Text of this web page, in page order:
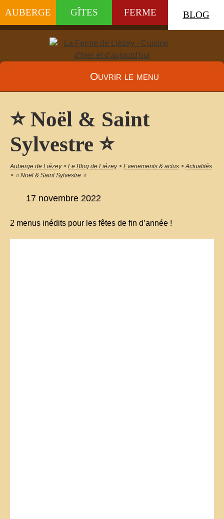
AUBERGE GÎTES FERME BLOG
Ouvrir le menu
⭐️ Noël & Saint
Sylvestre ⭐️
Auberge de Liézey > Le Blog de Liézey > Evenements & actus >Actualités
> ⭐️ Noël & Saint Sylvestre ⭐️
17 novembre 2022
2 menus inédits pour les fêtes de fin d’année !